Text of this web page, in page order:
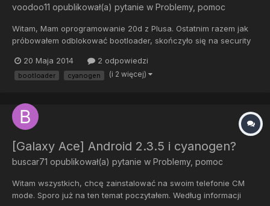
voodoo11 opublikował(a) pytanie w Problemy, pomoc
Witam, Mam oprogramowanie 20d z Plusa. Ostatnim razem jak
próbowałem odblokować bootloader, skończyło się na security
LG. W końcu się udało, chociaż musiałem próbować wiele razy,
bo operacja się zatrzymywała w różnych momentach. A więc
20 Maja 2014 2 odpowiedzi
bootloader cyanogen (i 2 więcej)
[Galaxy Ace] Android 2.3.5 i cyanogen?
buscar71 opublikował(a) pytanie w Problemy, pomoc
Witam wszystkich, chcę zainstalować na swoim telefonie CM
mode. Sporo już na ten temat poczytałem. Według informacji